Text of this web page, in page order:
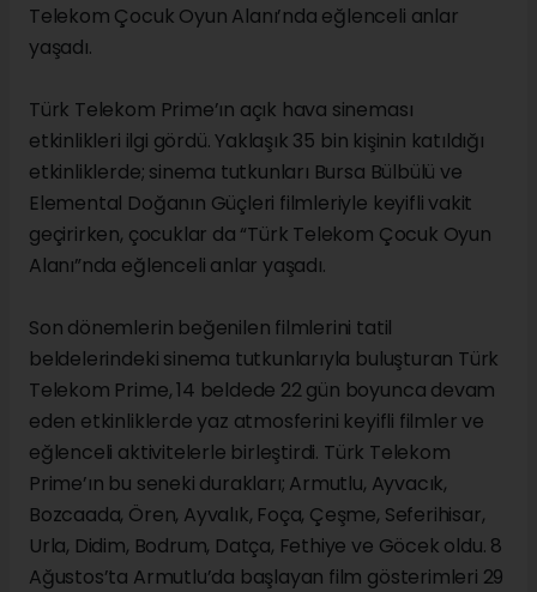
Telekom Çocuk Oyun Alanı’nda eğlenceli anlar
yaşadı.
Türk Telekom Prime’ın açık hava sineması
etkinlikleri ilgi gördü. Yaklaşık 35 bin kişinin katıldığı
etkinliklerde; sinema tutkunları Bursa Bülbülü ve
Elemental Doğanın Güçleri filmleriyle keyifli vakit
geçirirken, çocuklar da “Türk Telekom Çocuk Oyun
Alanı”nda eğlenceli anlar yaşadı.
Son dönemlerin beğenilen filmlerini tatil
beldelerindeki sinema tutkunlarıyla buluşturan Türk
Telekom Prime, 14 beldede 22 gün boyunca devam
eden etkinliklerde yaz atmosferini keyifli filmler ve
eğlenceli aktivitelerle birleştirdi. Türk Telekom
Prime’ın bu seneki durakları; Armutlu, Ayvacık,
Bozcaada, Ören, Ayvalık, Foça, Çeşme, Seferihisar,
Urla, Didim, Bodrum, Datça, Fethiye ve Göcek oldu. 8
Ağustos’ta Armutlu’da başlayan film gösterimleri 29